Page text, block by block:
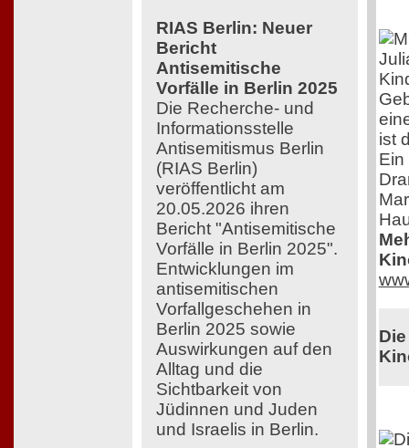
RIAS Berlin: Neuer
Bericht
Antisemitische
Vorfälle in Berlin 2025
Die Recherche- und
Informationsstelle
Antisemitismus Berlin
(RIAS Berlin)
veröffentlicht am
20.05.2026 ihren
Bericht "Antisemitische
Vorfälle in Berlin 2025".
Entwicklungen im
antisemitischen
Vorfallgeschehen in
Berlin 2025 sowie
Auswirkungen auf den
Alltag und die
Sichtbarkeit von
Jüdinnen und Juden
und Israelis in Berlin.
ist
Ein